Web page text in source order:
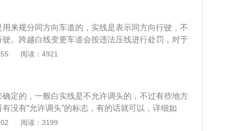
交通标线，一般以白色虚/实或黄色虚/实线来表示，
隔同向车的，不可变更车道。2.压白实线：压白实线
易被电子眼拍到，这样会受到相应的处罚。对于被
超车、掉头、倒车等危险行为的或被交警现场拍摄
，如果因压白实线而造成交通事故，压实线一方的
来规分同方向车道的，实线是表示同方向行驶，不
。跨越白线变更车道会按违法压线进行处罚，对于
车主负主要责任。根据规定，车辆、行人应当按照
确保安全畅通的原则下通行。常见的还有黄色实
道，画在马路正中，好像一条隔离带，把马路隔成两
时不应该越线。
阅读：4921
定的，一般白实线是不允许调头的，不过有些地方
没有“允许调头”的标志，有的话就可以，详细如
信号灯，同时又没有设置禁止调头标志，说明路口
阅读：3199